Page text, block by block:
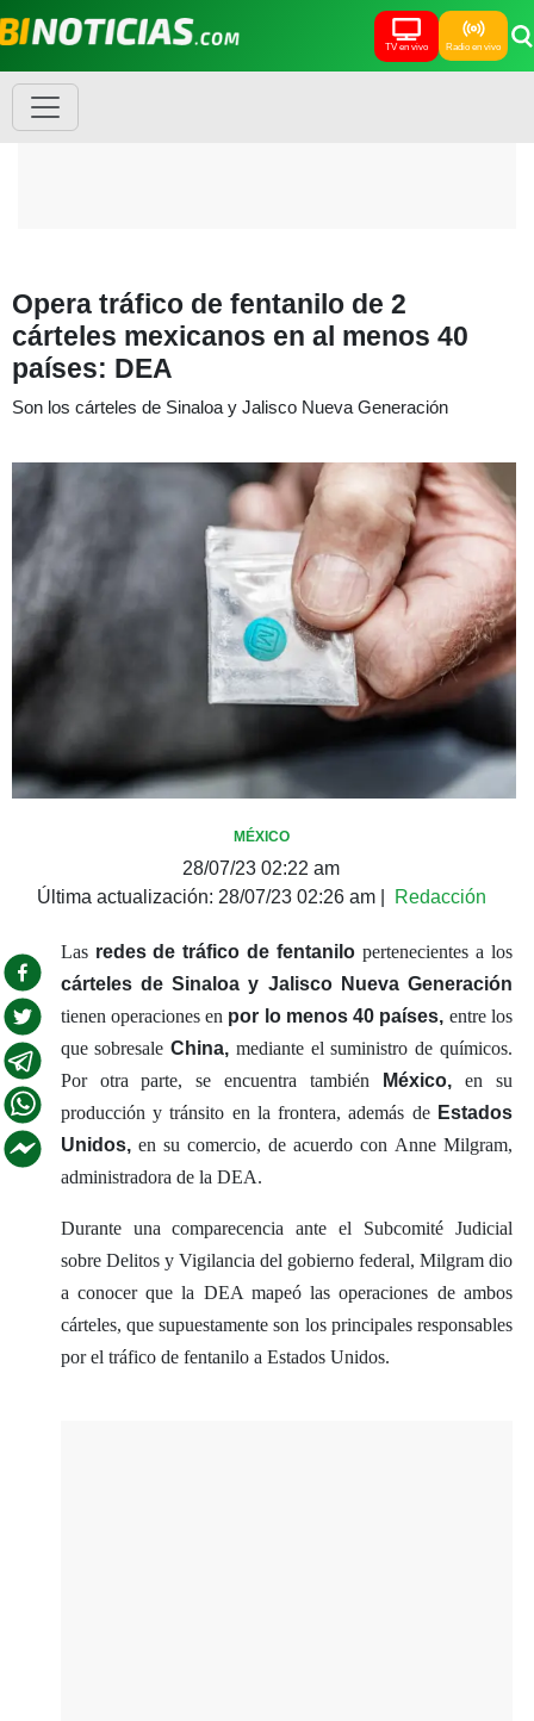
TV en vivo Radio en vivo
Opera tráfico de fentanilo de 2
cárteles mexicanos en al menos 40
países: DEA
Son los cárteles de Sinaloa y Jalisco Nueva Generación
MÉXICO
28/07/23 02:22 am
Última actualización: 28/07/23 02:26 am| Redacción
Las redes de tráfico de fentanilo pertenecientes a los
cárteles de Sinaloa y Jalisco Nueva Generación
tienen operaciones en por lo menos 40 países, entre los
que sobresaleChina, mediante el suministro de químicos.
Por otra parte, se encuentra también
México, en su
producción y tránsito en la frontera, además de Estados
Unidos,en su comercio, de acuerdo con Anne Milgram,
administradora de la DEA.
Durante una comparecencia ante el Subcomité Judicial
sobre Delitos y Vigilancia del gobierno federal, Milgram dio
a conocer que la DEA mapeó las operaciones de ambos
cárteles, que supuestamente son los principales responsables
por el tráfico de fentanilo a Estados Unidos.